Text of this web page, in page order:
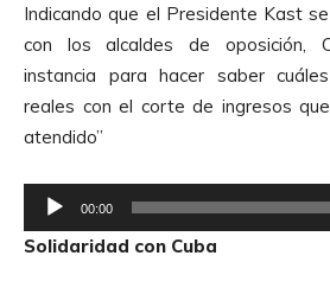
e
A
u
d
i
o
Indicando que el Presidente Kast
con los alcaldes de oposición,
instancia para hacer saber
reales con el corte de ingresos
atendido”
e
p
00:00
Solidaridad con Cuba